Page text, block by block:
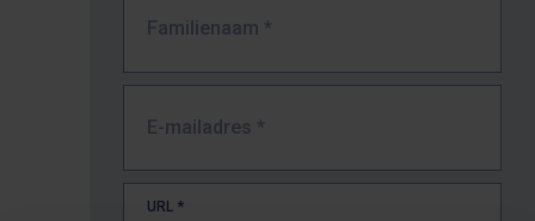
Familienaam *
E-mailadres *
URL *